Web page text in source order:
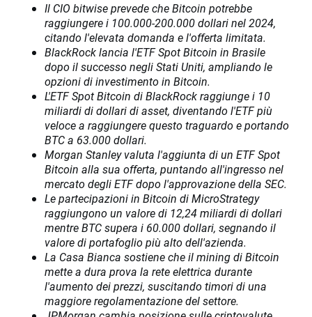
Il CIO bitwise prevede che Bitcoin potrebbe
raggiungere i 100.000-200.000 dollari nel 2024,
citando l'elevata domanda e l'offerta limitata.
BlackRock lancia l'ETF Spot Bitcoin in Brasile
dopo il successo negli Stati Uniti, ampliando le
opzioni di investimento in Bitcoin.
L'ETF Spot Bitcoin di BlackRock raggiunge i 10
miliardi di dollari di asset, diventando l'ETF più
veloce a raggiungere questo traguardo e portando
BTC a 63.000 dollari.
Morgan Stanley valuta l'aggiunta di un ETF Spot
Bitcoin alla sua offerta, puntando all'ingresso nel
mercato degli ETF dopo l'approvazione della SEC.
Le partecipazioni in Bitcoin di MicroStrategy
raggiungono un valore di 12,24 miliardi di dollari
mentre BTC supera i 60.000 dollari, segnando il
valore di portafoglio più alto dell'azienda.
La Casa Bianca sostiene che il mining di Bitcoin
mette a dura prova la rete elettrica durante
l'aumento dei prezzi, suscitando timori di una
maggiore regolamentazione del settore.